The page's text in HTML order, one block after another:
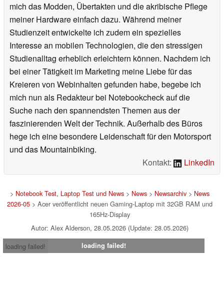
mich das Modden, Übertakten und die akribische Pflege
meiner Hardware einfach dazu. Während meiner
Studienzeit entwickelte ich zudem ein spezielles
Interesse an mobilen Technologien, die den stressigen
Studienalltag erheblich erleichtern können. Nachdem ich
bei einer Tätigkeit im Marketing meine Liebe für das
Kreieren von Webinhalten gefunden habe, begebe ich
mich nun als Redakteur bei Notebookcheck auf die
Suche nach den spannendsten Themen aus der
faszinierenden Welt der Technik. Außerhalb des Büros
hege ich eine besondere Leidenschaft für den Motorsport
und das Mountainbiking.
Kontakt:
LinkedIn
> Notebook Test, Laptop Test und News> News> Newsarchiv> News
2026-05> Acer veröffentlicht neuen Gaming-Laptop mit 32GB RAM und
165Hz-Display
Autor: Alex Alderson, 28.05.2026 (Update: 28.05.2026)
loading failed!
loading failed!